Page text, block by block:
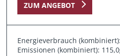
ZUM ANGEBOT
Energieverbrauch
Emissionen (kombiniert):